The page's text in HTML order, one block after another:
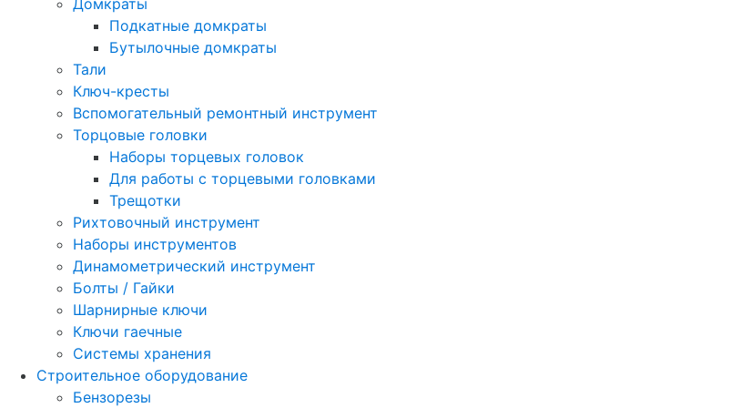
Домкраты
Подкатные домкраты
Бутылочные домкраты
Тали
Ключ-кресты
Вспомогательный ремонтный инструмент
Торцовые головки
Наборы торцевых головок
Для работы с торцевыми головками
Трещотки
Рихтовочный инструмент
Наборы инструментов
Динамометрический инструмент
Болты / Гайки
Шарнирные ключи
Ключи гаечные
Системы хранения
Строительное оборудование
Бензорезы